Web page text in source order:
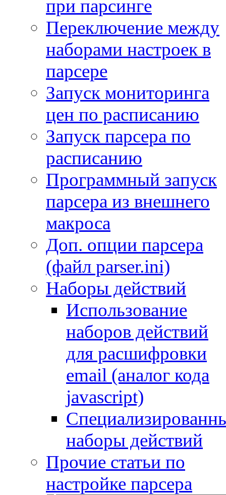
при парсинге
Переключение между
наборами настроек в
парсере
Запуск мониторинга
цен по расписанию
Запуск парсера по
расписанию
Программный запуск
парсера из внешнего
макроса
Доп. опции парсера
(файл parser.ini)
Наборы действий
Использование
наборов действий
для расшифровки
email (аналог кода
javascript)
наборы действий
Прочие статьи по
настройке парсера